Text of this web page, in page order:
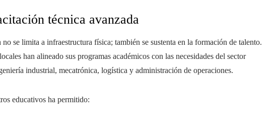
técnica avanzada
se limita a infraestructura física; también se sustenta en la formación de talento.
han alineado sus programas académicos con las necesidades del sector
industrial, mecatrónica, logística y administración de operaciones.
educativos ha permitido: